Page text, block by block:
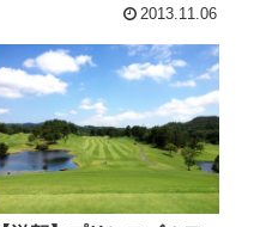
2013.11.06